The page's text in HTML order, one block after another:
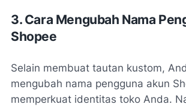
3. Cara Mengubah Nama
Shopee
Selain membuat tautan kustom,
mengubah nama pengguna akun
memperkuat identitas toko Anda.